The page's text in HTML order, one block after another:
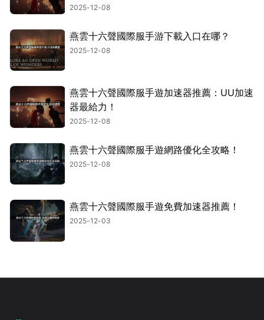
2025-12-08
燕雲十六聲國際服手游下載入口在哪？
2025-12-08
燕雲十六聲國際服手遊加速器推薦：UU加速
器最給力！
2025-12-08
燕雲十六聲國際服手遊網路優化全攻略！
2025-12-08
燕雲十六聲國際服手遊免費加速器推薦！
2025-12-03